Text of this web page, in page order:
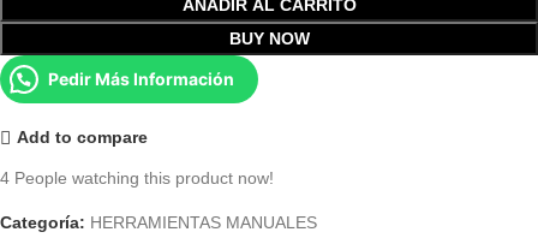
AÑADIR AL CARRITO
BUY NOW
Pedir Más Información
Add to compare
4 People watching this product now!
Categoría: HERRAMIENTAS MANUALES